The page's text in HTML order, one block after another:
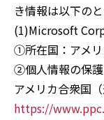
き情報は以下のと
(1)Microsoft
①所在国：アメリ
②個人情報の保
アメリカ合衆国（
https://